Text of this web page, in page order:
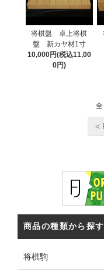
将棋盤 卓上将棋
盤 新カヤ材1寸
10,000円(税込11,00
0円)
全
<
商品の種類から探す
将棋駒